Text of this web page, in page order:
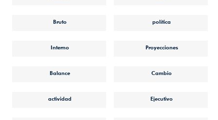
Bruto política
Interno Proyecciones
Balance Cambio
actividad Ejecutivo